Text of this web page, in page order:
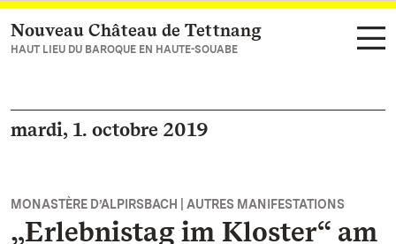
Vers la page d’accueil
Nouveau Château de Tettnang
HAUT LIEU DU BAROQUE EN HAUTE-SOUABE
mardi, 1. octobre 2019
MONASTÈRE D’ALPIRSBACH | AUTRES MANIFESTATIONS
„Erlebnistag im Kloster“ am